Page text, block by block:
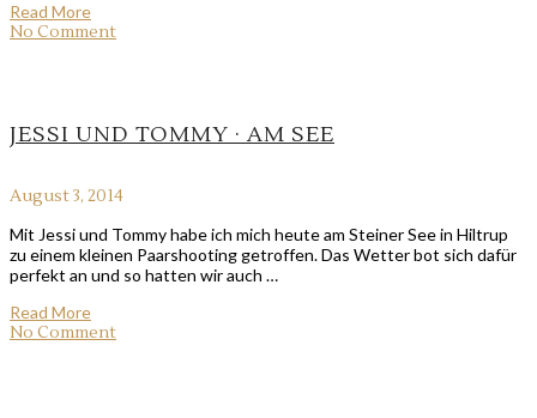
Read More
No Comment
JESSI UND TOMMY · AM SEE
August 3, 2014
Mit Jessi und Tommy habe ich mich heute am Steiner See in Hiltrup
zu einem kleinen Paarshooting getroffen. Das Wetter bot sich dafür
perfekt an und so hatten wir auch …
Read More
No Comment